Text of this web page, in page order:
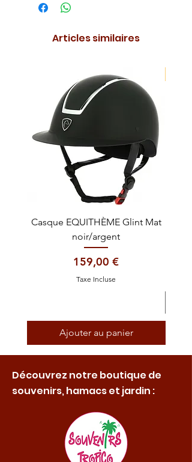
Articles similaires
Casque EQUITHÈME Glint Mat
noir/argent
Prix
159,00 €
Taxe Incluse
Ajouter au panier
Découvrez notre boutique de
souvenirs, hamacs et jardin :